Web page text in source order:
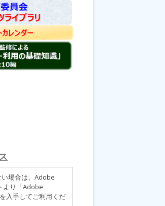
場合は、Adobe
より「Adobe
入手してご利用くだ